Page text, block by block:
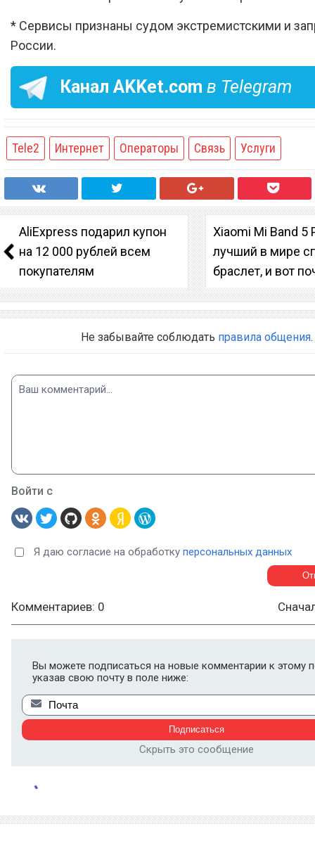
* Сервисы признаны судом экстремистскими и
России.
Канал AKKet.com в Telegram
Tele2 Интернет Операторы Связь Услуги
AliExpress подарил купон
на 12 000 рублей всем
покупателям
Xiaomi Mi Band 5
лучший в мире
браслет, и вот
Не забывайте соблюдать правила общения.
Войти с
Я даю согласие на обработку персональных данных
Комментариев: 0
Вы можете подписаться на новые комментарии к этому
указав свою почту в поле ниже:
Скрыть это сообщение